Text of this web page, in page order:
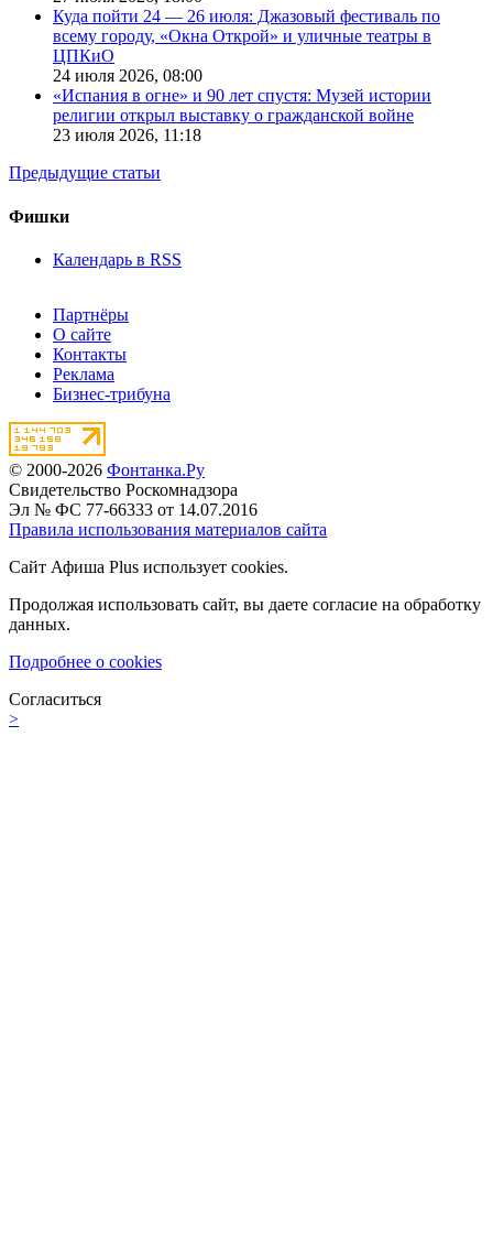
Куда пойти 24 — 26 июля: Джазовый фестиваль по
всему городу, «Окна Открой» и уличные театры в
ЦПКиО
24 июля 2026, 08:00
«Испания в огне» и 90 лет спустя: Музей истории
религии открыл выставку о гражданской войне
23 июля 2026, 11:18
Предыдущие статьи
Фишки
Календарь в RSS
Партнёры
О сайте
Контакты
Реклама
Бизнес-трибуна
© 2000-2026 Фонтанка.Ру
Свидетельство Роскомнадзора
Эл № ФС 77-66333 от 14.07.2016
Правила использования материалов сайта
Сайт Афиша Plus использует cookies.
Продолжая использовать сайт, вы даете согласие на обработку
данных.
Подробнее о cookies
Согласиться
>